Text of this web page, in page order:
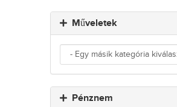
Műveletek
Pénznem